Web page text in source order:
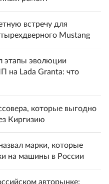
встречу для
Mustang
этапы эволюции
на Lada Granta: что
которые выгодно
Киргизию
марки, которые
на машины в России
авторынке: